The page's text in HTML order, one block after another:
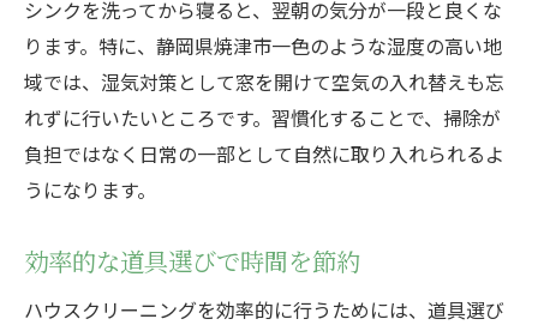
方
ハウスクリーニングで生活の質を向上させ
る秘訣
静岡県焼津市一色での地元密着型ハウスクリー
ニングの利点
地元業者を選ぶことで得られる安心感
カスタマイズされたサービスの魅力
シンクを洗ってから寝ると、翌朝の気分が一段と良くな
ります。特に、静岡県焼津市一色のような湿度の高い地
域では、湿気対策として窓を開けて空気の入れ替えも忘
れずに行いたいところです。習慣化することで、掃除が
負担ではなく日常の一部として自然に取り入れられるよ
うになります。
効率的な道具選びで時間を節約
ハウスクリーニングを効率的に行うためには、道具選び